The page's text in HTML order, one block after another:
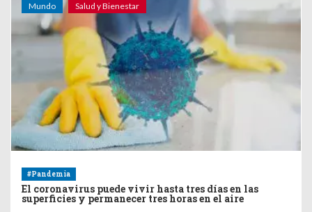
Mundo Salud y Bienestar
#Pandemia
El coronavirus puede vivir hasta tres días en las
superficies y permanecer tres horas en el aire